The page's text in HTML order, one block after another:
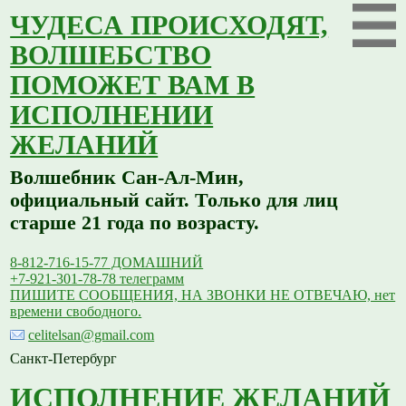
ЧУДЕСА ПРОИСХОДЯТ,
ВОЛШЕБСТВО
ПОМОЖЕТ ВАМ В
ИСПОЛНЕНИИ
ЖЕЛАНИЙ
Волшебник Сан-Ал-Мин,
официальный сайт. Только для лиц
старше 21 года по возрасту.
8-812-716-15-77 ДОМАШНИЙ
+7-921-301-78-78 телеграмм
ПИШИТЕ СООБЩЕНИЯ, НА ЗВОНКИ НЕ ОТВЕЧАЮ, нет
времени свободного.
celitelsan@gmail.com
Санкт-Петербург
ИСПОЛНЕНИЕ ЖЕЛАНИЙ